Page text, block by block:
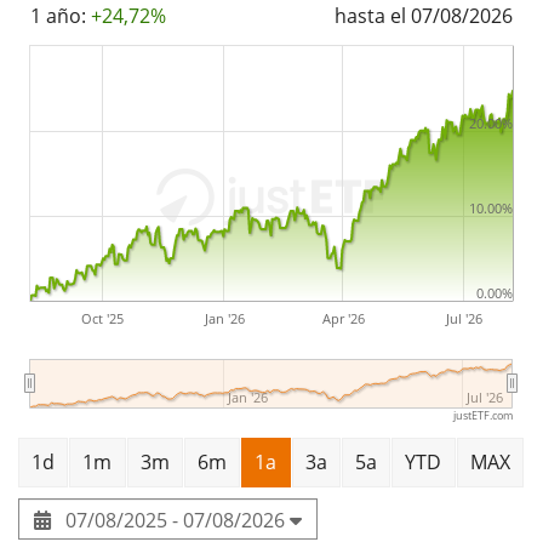
1 año: +24,72% hasta el 07/08/2026
Oct '25 Jan '26 Apr '26 Jul '26
Jan '26 Jul '26
0.00%
10.00%
20.00%
justETF.com
1d 1m 3m 6m 1a 3a 5a YTD MAX
07/08/2025 - 07/08/2026